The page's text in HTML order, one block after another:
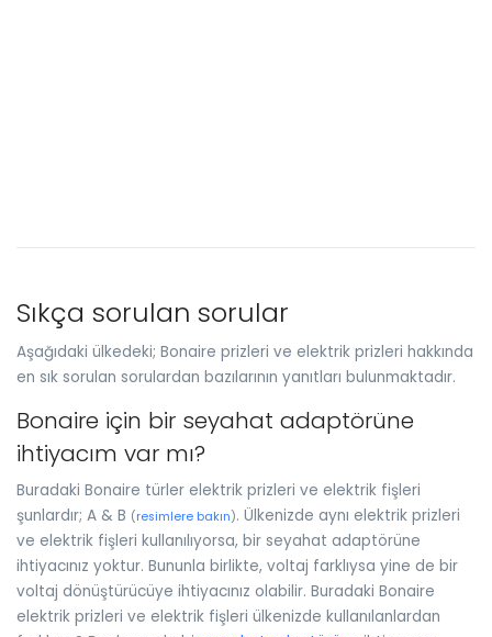
Sıkça sorulan sorular
Aşağıdaki ülkedeki; Bonaire prizleri ve elektrik prizleri hakkında
en sık sorulan sorulardan bazılarının yanıtları bulunmaktadır.
Bonaire için bir seyahat adaptörüne
ihtiyacım var mı?
Buradaki Bonaire türler elektrik prizleri ve elektrik fişleri
şunlardır; A & B (resimlere bakın). Ülkenizde aynı elektrik prizleri
ve elektrik fişleri kullanılıyorsa, bir seyahat adaptörüne
ihtiyacınız yoktur. Bununla birlikte, voltaj farklıysa yine de bir
voltaj dönüştürücüye ihtiyacınız olabilir. Buradaki Bonaire
elektrik prizleri ve elektrik fişleri ülkenizde kullanılanlardan